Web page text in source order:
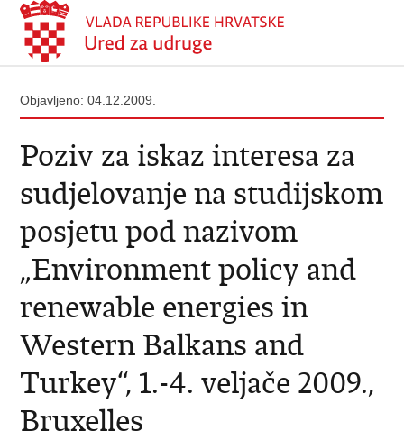
Objavljeno: 04.12.2009.
Poziv za iskaz interesa za
sudjelovanje na studijskom
posjetu pod nazivom
„Environment policy and
renewable energies in
Western Balkans and
Turkey“, 1.-4. veljače 2009.,
Bruxelles